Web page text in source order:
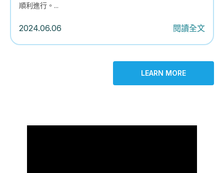
順利進行。...
2024.06.06 閱讀全文
LEARN MORE